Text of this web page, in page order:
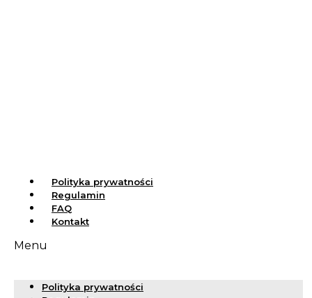
Polityka prywatności
Regulamin
FAQ
Kontakt
Menu
Polityka prywatności